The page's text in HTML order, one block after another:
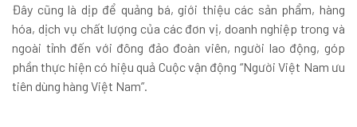
Đây cũng là dịp để quảng bá, giới thiệu các sản phẩm, hàng
hóa, dịch vụ chất lượng của các đơn vị, doanh nghiệp trong và
ngoài tỉnh đến với đông đảo đoàn viên, người lao động, góp
phần thực hiện có hiệu quả Cuộc vận động “Người Việt Nam ưu
tiên dùng hàng Việt Nam”.